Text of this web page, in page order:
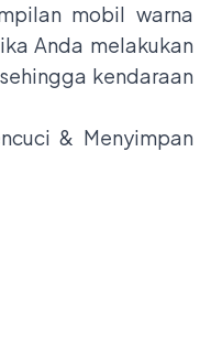
mobil warna
Anda melakukan
kendaraan
& Menyimpan